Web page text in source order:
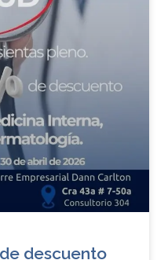
descuento